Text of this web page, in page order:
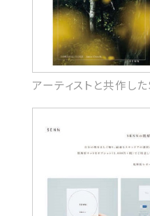
アーティストと共作し